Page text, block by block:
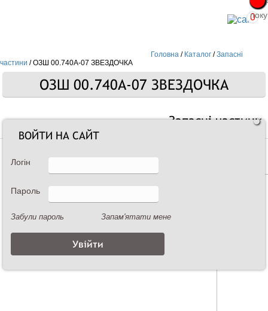
0
Головна / Каталог /Запасні
частини /ОЗШ 00.740А-07 ЗВЕЗДОЧКА
ОЗШ 00.740А-07 ЗВЕЗДОЧКА
Запасні частини
ВОЙТИ НА САЙТ
Логін
Пароль
Забули пароль Запам'ятати мене